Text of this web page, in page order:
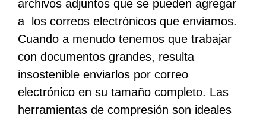
archivos adjuntos que se pueden agregar
a los correos electrónicos que enviamos.
Cuando a menudo tenemos que trabajar
con documentos grandes, resulta
insostenible enviarlos por correo
electrónico en su tamaño completo. Las
herramientas de compresión son ideales